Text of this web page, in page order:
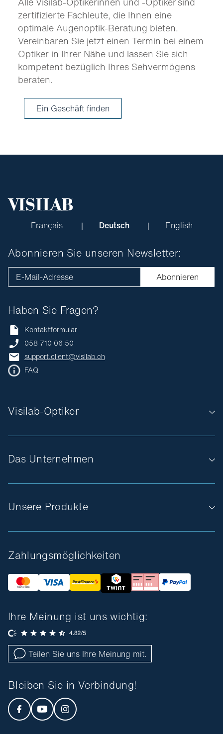
zertifizierte Fachleute, die Ihnen eine
optimale Augenoptik-Beratung bieten.
Vereinbaren Sie jetzt einen Termin bei einem
Optiker in Ihrer Nähe und lassen Sie sich
kompetent bezüglich Ihres Sehvermögens
beraten.
Ein Geschäft finden
Français Deutsch English
Das Unternehmen
Unsere Produkte
Visilab-Optiker
Haben Sie Fragen?
Kontaktformular
058 710 06 50
support.client@visilab.ch
FAQ
Abonnieren Sie unseren Newsletter:
E-Mail-Adresse Abonnieren
Zahlungsmöglichkeiten
Ihre Meinung ist uns wichtig:
Teilen Sie uns Ihre Meinung mit.
Bleiben Sie in Verbindung!